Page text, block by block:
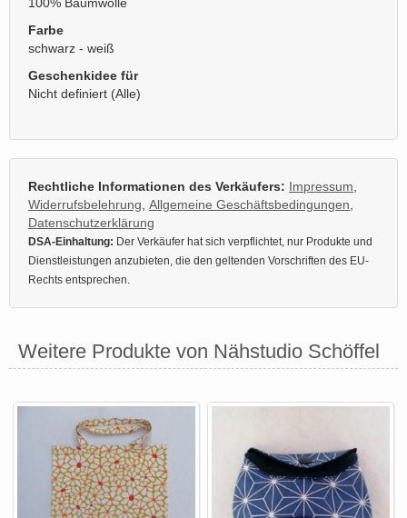
Farbe
schwarz - weiß
Geschenkidee für
Nicht definiert (Alle)
Rechtliche Informationen des Verkäufers: Impressum
Widerrufsbelehrung Allgemeine Geschäftsbedingungen
Datenschutzerklärung
DSA-Einhaltung: Der Verkäufer hat sich verpflichtet, nur Produkte und
Dienstleistungen anzubieten, die den geltenden Vorschriften des EU-
Rechts entsprechen.
Weitere Produkte von Nähstudio Schöffel